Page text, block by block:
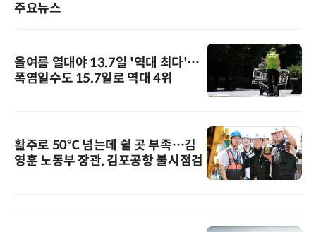
주요뉴스
올여름 열대야 13.7일 '역대 최다'…
폭염일수도 15.7일로 역대 4위
활주로 50℃ 넘는데 쉴 곳 부족…김
영훈 노동부 장관, 김포공항 불시점검